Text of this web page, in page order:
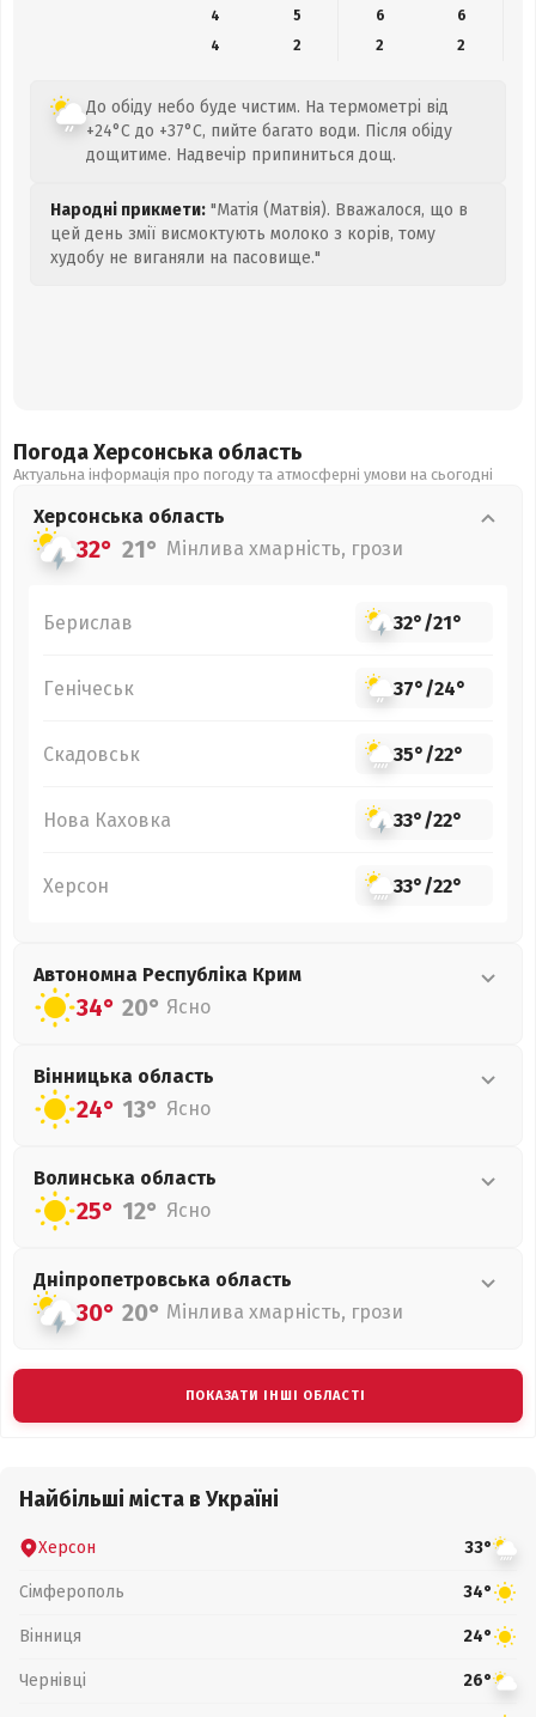
4
5 6
6
4
2 2 2
До обіду небо буде чистим. На термометрі від
+24°C до +37°C, пийте багато води. Після обіду
дощитиме. Надвечір припиниться дощ.
Народні прикмети: "Матія (Матвія). Вважалося, що в
цей день змії висмоктують молоко з корів, тому
худобу не виганяли на пасовище."
Погода Херсонська область
Актуальна інформація про погоду та атмосферні умови на сьогодні
Херсонська область
32° 21° Мінлива хмарність, грози
Берислав 32°/21°
Генічеськ 37°/24°
Скадовськ 35°/22°
Нова Каховка 33°/22°
Херсон 33°/22°
Автономна Республіка Крим
34° 20° Ясно
Вінницька область
24° 13° Ясно
Волинська область
25° 12° Ясно
Дніпропетровська область
30° 20° Мінлива хмарність, грози
ПОКАЗАТИ ІНШІ ОБЛАСТІ
Найбільші міста в Україні
Херсон 33°
Сімферополь 34°
Вінниця 24°
Чернівці 26°